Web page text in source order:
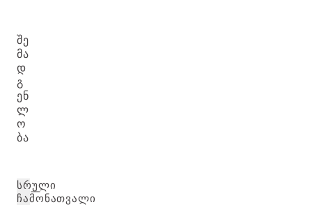
ᲨᲔ
ᲛᲐ
Დ
Გ
ᲔᲜ
Ლ
Ო
ᲑᲐ
ᲡᲠᲣᲚᲘ
ᲩᲐᲛᲝᲜᲐᲗᲕᲐᲚᲘ